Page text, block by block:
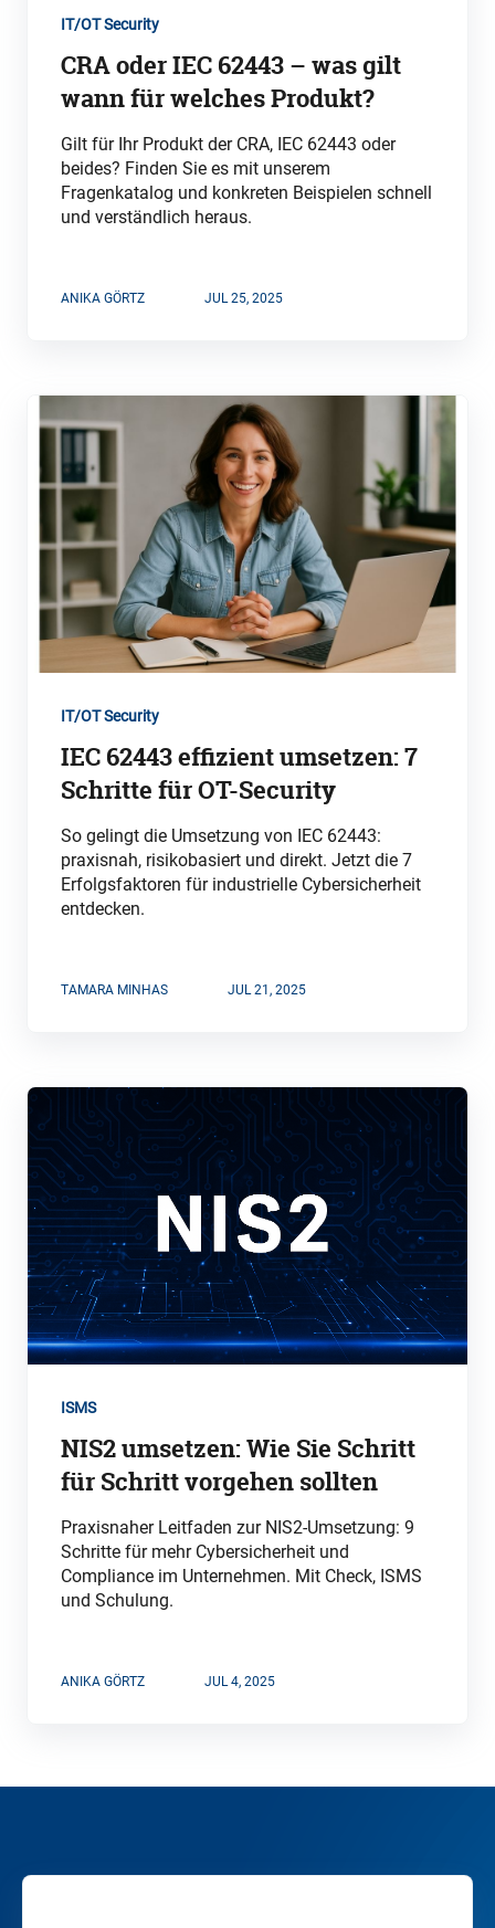
IT/OT Security
CRA oder IEC 62443 – was gilt
wann für welches Produkt?
Gilt für Ihr Produkt der CRA, IEC 62443 oder
beides? Finden Sie es mit unserem
Fragenkatalog und konkreten Beispielen schnell
und verständlich heraus.
ANIKA GÖRTZ JUL 25, 2025
IT/OT Security
IEC 62443 effizient umsetzen: 7
Schritte für OT-Security
So gelingt die Umsetzung von IEC 62443:
praxisnah, risikobasiert und direkt. Jetzt die 7
Erfolgsfaktoren für industrielle Cybersicherheit
entdecken.
TAMARA MINHAS JUL 21, 2025
ISMS
NIS2 umsetzen: Wie Sie Schritt
für Schritt vorgehen sollten
Praxisnaher Leitfaden zur NIS2-Umsetzung: 9
Schritte für mehr Cybersicherheit und
Compliance im Unternehmen. Mit Check, ISMS
und Schulung.
ANIKA GÖRTZ JUL 4, 2025